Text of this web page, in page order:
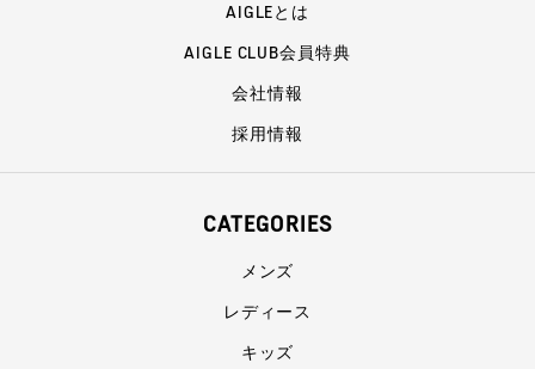
AIGLEとは
AIGLE CLUB会員特典
会社情報
採用情報
CATEGORIES
メンズ
レディース
キッズ